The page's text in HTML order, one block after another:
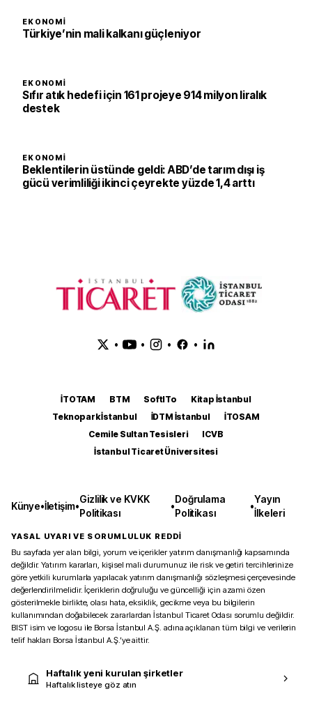
EKONOMI
Türkiye’nin mali kalkanı güçleniyor
EKONOMI
Sıfır atık hedefi için 161 projeye 914 milyon liralık
destek
EKONOMI
Beklentilerin üstünde geldi: ABD’de tarım dışı iş
gücü verimliliği ikinci çeyrekte yüzde 1,4 arttı
• • • •
İTOTAM BTM SoftITo
Kitap İstanbul
Teknopark İstanbul
İDTM İstanbul
İTOSAM
Cemile Sultan Tesisleri
ICVB
İstanbul Ticaret Üniversitesi
Künye•İletişim•
Gizlilik ve KVKK
Politikası
•
Doğrulama
Politikası
•
Yayın
İlkeleri
YASAL UYARI VE SORUMLULUK REDDİ
Bu sayfada yer alan bilgi, yorum ve içerikler yatırım danışmanlığı kapsamında
değildir. Yatırım kararları, kişisel mali durumunuz ile risk ve getiri tercihlerinize
göre yetkili kurumlarla yapılacak yatırım danışmanlığı sözleşmesi çerçevesinde
değerlendirilmelidir. İçeriklerin doğruluğu ve güncelliği için azami özen
gösterilmekle birlikte, olası hata, eksiklik, gecikme veya bu bilgilerin
kullanımından doğabilecek zararlardan İstanbul Ticaret Odası sorumlu değildir.
BIST isim ve logosu ile Borsa İstanbul A.Ş. adına açıklanan tüm bilgi ve verilerin
telif hakları Borsa İstanbul A.Ş.’ye aittir.
Haftalık yeni kurulan şirketler
Haftalık listeye göz atın